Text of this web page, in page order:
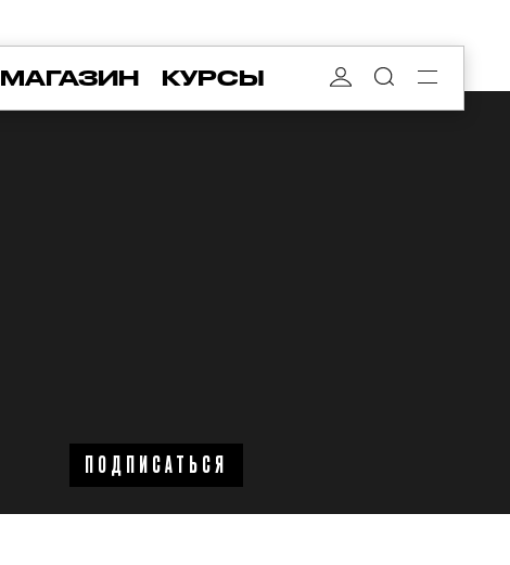
МАГАЗИН КУРСЫ
ПОДПИСАТЬСЯ